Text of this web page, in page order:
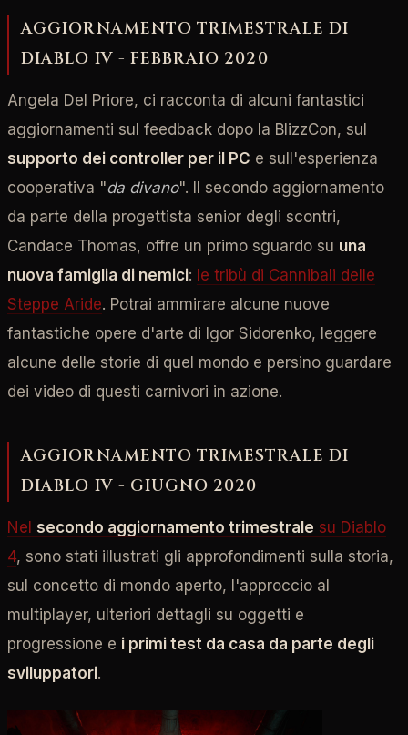
AGGIORNAMENTO TRIMESTRALE DI
DIABLO IV - FEBBRAIO 2020
Angela Del Priore, ci racconta di alcuni fantastici
aggiornamenti sul feedback dopo la BlizzCon, sul
supporto dei controller per il PC e sull'esperienza
cooperativa "da divano". Il secondo aggiornamento
da parte della progettista senior degli scontri,
Candace Thomas, offre un primo sguardo su una
nuova famiglia di nemici: le tribù di Cannibali delle
Steppe Aride. Potrai ammirare alcune nuove
fantastiche opere d'arte di Igor Sidorenko, leggere
alcune delle storie di quel mondo e persino guardare
dei video di questi carnivori in azione.
AGGIORNAMENTO TRIMESTRALE DI
DIABLO IV - GIUGNO 2020
Nel secondo aggiornamento trimestrale su Diablo
4, sono stati illustrati gli approfondimenti sulla storia,
sul concetto di mondo aperto, l'approccio al
multiplayer, ulteriori dettagli su oggetti e
progressione e i primi test da casa da parte degli
sviluppatori.